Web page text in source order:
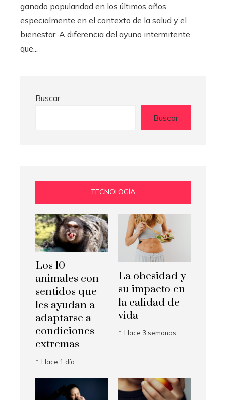
ganado popularidad en los últimos años,
especialmente en el contexto de la salud y el
bienestar. A diferencia del ayuno intermitente,
que...
Buscar
Buscar
TECNOLOGÍA
Los 10
animales con
sentidos que
les ayudan a
adaptarse a
condiciones
extremas
Hace 1 día
La obesidad y
su impacto en
la calidad de
vida
Hace 3 semanas